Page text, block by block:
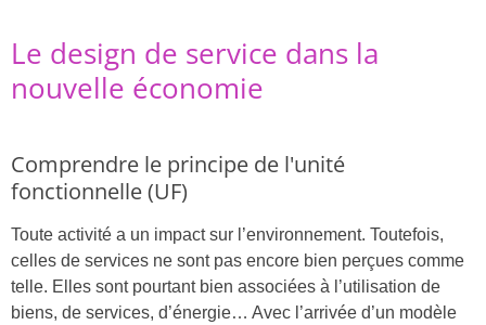
Le design de service dans la
nouvelle économie
Comprendre le principe de l'unité
fonctionnelle (UF)
Toute activité a un impact sur l’environnement. Toutefois,
celles de services ne sont pas encore bien perçues comme
telle. Elles sont pourtant bien associées à l’utilisation de
biens, de services, d’énergie… Avec l’arrivée d’un modèle